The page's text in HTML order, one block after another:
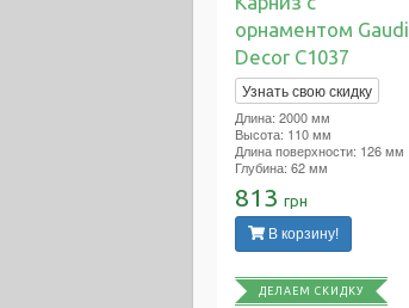
орнаментом Gaudi
Decor C1037
Узнать свою скидку
Длина: 2000 мм
Высота: 110 мм
Длина поверхности: 126 мм
Глубина: 62 мм
813 грн
В корзину!
ДЕЛАЕМ СКИДКУ